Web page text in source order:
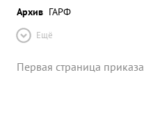
Архив ГАРФ
Ещё
Первая страница приказа